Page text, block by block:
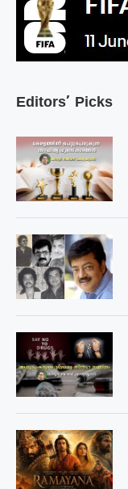
Editors’ Picks